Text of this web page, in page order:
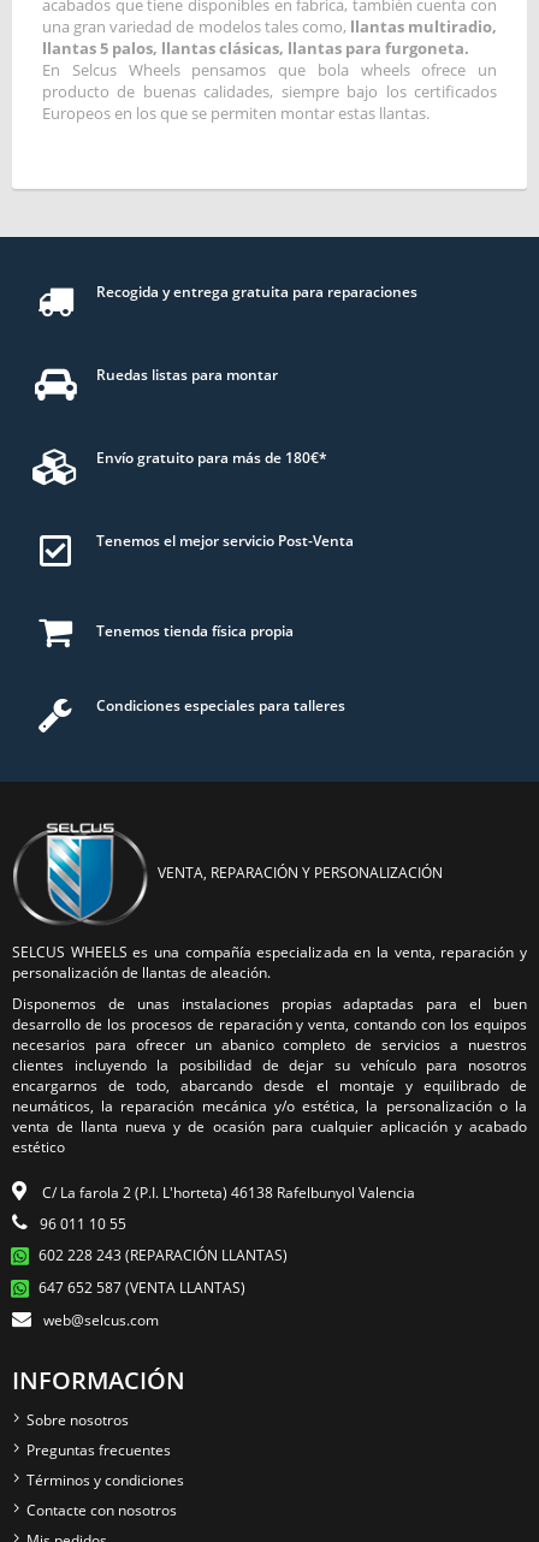
acabados que tiene disponibles en fabrica, también cuenta con
una gran variedad de modelos tales como, llantas multiradio,
llantas 5 palos, llantas clásicas, llantas para furgoneta.
En Selcus Wheels pensamos que bola wheels ofrece un
producto de buenas calidades, siempre bajo los certificados
Europeos en los que se permiten montar estas llantas.
Recogida y entrega gratuita para reparaciones
Ruedas listas para montar
Envío gratuito para más de 180€*
Tenemos el mejor servicio Post-Venta
Tenemos tienda física propia
Condiciones especiales para talleres
VENTA, REPARACIÓN Y PERSONALIZACIÓN
SELCUS WHEELS es una compañía especializada en la venta, reparación y
personalización de llantas de aleación.
Disponemos de unas instalaciones propias adaptadas para el buen
desarrollo de los procesos de reparación y venta, contando con los equipos
necesarios para ofrecer un abanico completo de servicios a nuestros
clientes incluyendo la posibilidad de dejar su vehículo para nosotros
encargarnos de todo, abarcando desde el montaje y equilibrado de
neumáticos, la reparación mecánica y/o estética, la personalización o la
venta de llanta nueva y de ocasión para cualquier aplicación y acabado
estético
C/ La farola 2 (P.I. L'horteta) 46138 Rafelbunyol Valencia
96 011 10 55
602 228 243 (REPARACIÓN LLANTAS)
647 652 587 (VENTA LLANTAS)
web@selcus.com
INFORMACIÓN
Sobre nosotros
Preguntas frecuentes
Términos y condiciones
Contacte con nosotros